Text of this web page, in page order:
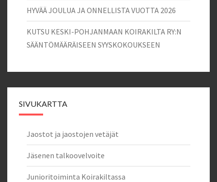
HYVÄÄ JOULUA JA ONNELLISTA VUOTTA 2026
KUTSU KESKI-POHJANMAAN KOIRAKILTA RY:N
SÄÄNTÖMÄÄRÄISEEN SYYSKOKOUKSEEN
SIVUKARTTA
Jaostot ja jaostojen vetäjät
Jäsenen talkoovelvoite
Junioritoiminta Koirakiltassa